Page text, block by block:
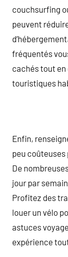
couchsurfing
peuvent
fréquentés
cachés tout
touristiques
Enfin,
peu
De
jour par
Profitez des
louer un vélo
astuces
expérience